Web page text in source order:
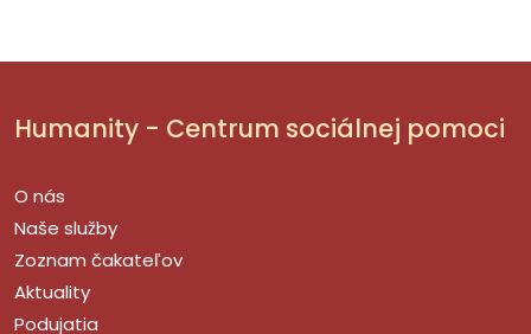
Humanity - Centrum sociálnej pomoci
O nás
Naše služby
Zoznam čakateľov
Aktuality
Podujatia